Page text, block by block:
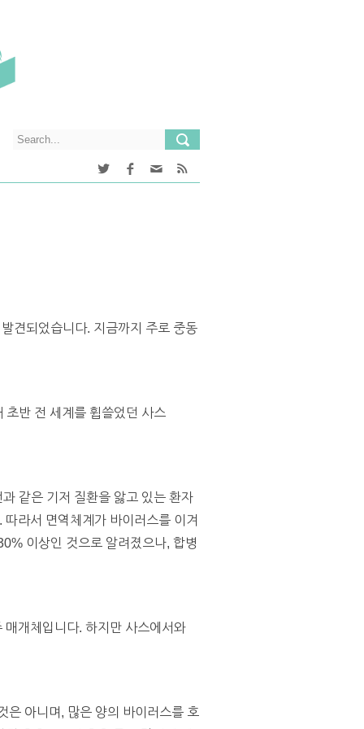
견되었습니다. 지금까지 주로 중동
반 전 세계를 휩쓸었던 사스
같은 기저 질환을 앓고 있는 환자
라서 면역체계가 바이러스를 이겨
이상인 것으로 알려졌으나, 합병
개체입니다. 하지만 사스에서와
은 아니며, 많은 양의 바이러스를 호